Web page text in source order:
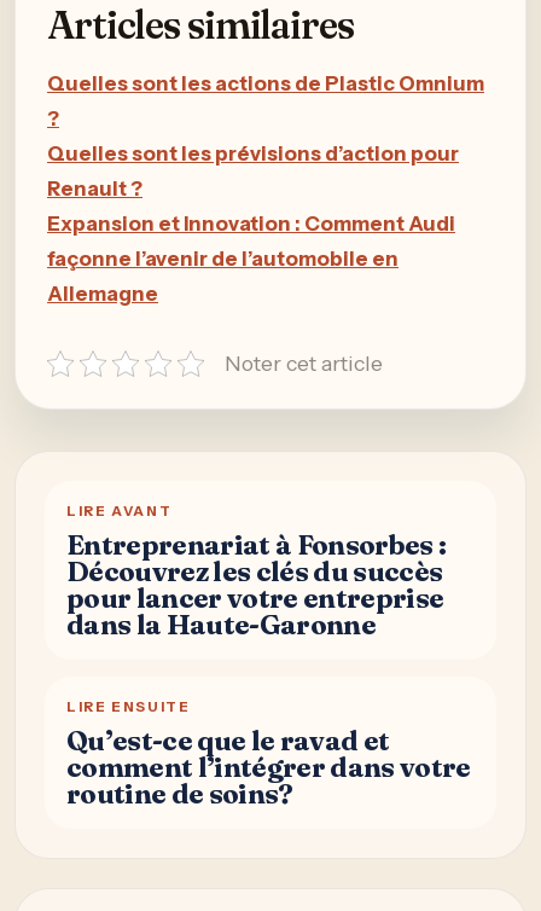
Articles similaires
Quelles sont les actions de Plastic Omnium
?
Quelles sont les prévisions d’action pour
Renault ?
Expansion et Innovation : Comment Audi
façonne l’avenir de l’automobile en
Allemagne
Noter cet article
LIRE AVANT
Entreprenariat à Fonsorbes :
Découvrez les clés du succès
pour lancer votre entreprise
dans la Haute-Garonne
LIRE ENSUITE
Qu’est-ce que le ravad et
comment l’intégrer dans votre
routine de soins?